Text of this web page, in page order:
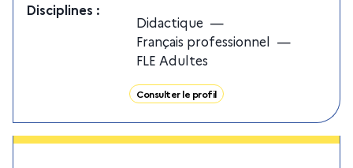
Disciplines :
Didactique —
Français professionnel —
FLE Adultes
Consulter le profil